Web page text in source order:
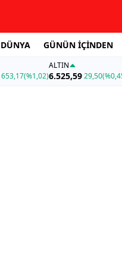
DÜNYA GÜNÜN İÇİNDEN
653,17(%1,02)
ALTIN
6.525,5929,50